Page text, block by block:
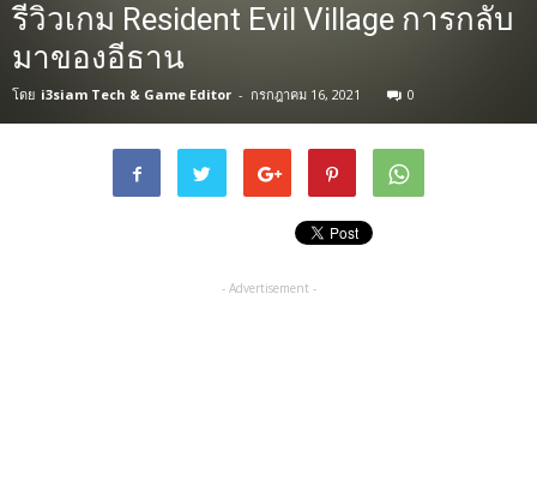
รีวิวเกม Resident Evil Village การกลับ
มาของอีธาน
โดย i3siam Tech & Game Editor - กรกฎาคม 16, 2021 0
- Advertisement -